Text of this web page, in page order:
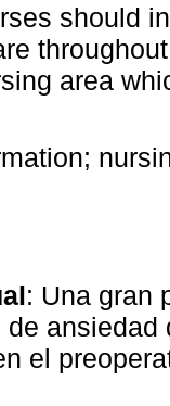
should
area
: Una gran
el